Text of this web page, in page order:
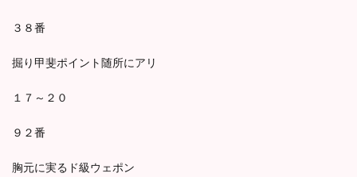
３８番
掘り甲斐ポイント随所にアリ
１７～２０
９２番
胸元に実るド級ウェポン